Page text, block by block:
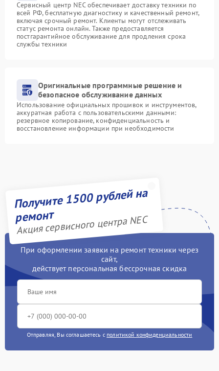
Сервисный центр NEC обеспечивает доставку техники по
всей РФ, бесплатную диагностику и качественный ремонт,
включая срочный ремонт. Клиенты могут отслеживать
статус ремонта онлайн. Также предоставляется
постгарантийное обслуживание для продления срока
службы техники
Оригинальные программные решение и
безопасное обслуживание данных
Использование официальных прошивок и инструментов,
аккуратная работа с пользовательскими данными:
резервное копирование, конфиденциальность и
восстановление информации при необходимости
Получите 1500 рублей на
ремонт
Акция сервисного центра NEC
При оформлении заявки на ремонт техники через
сайт,
действует персональная бессрочная скидка
Отправляя, Вы соглашаетесь с политикой конфиденциальности